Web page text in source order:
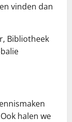
vinden dan
Bibliotheek
halen we